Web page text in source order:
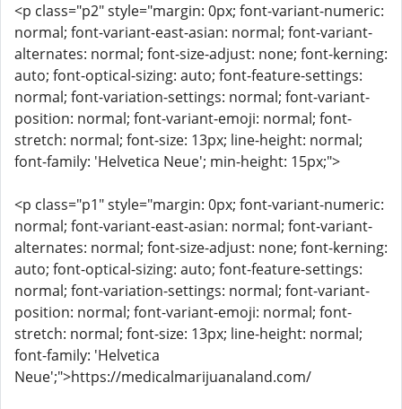
<p class="p2" style="margin: 0px; font-variant-numeric:
normal; font-variant-east-asian: normal; font-variant-
alternates: normal; font-size-adjust: none; font-kerning:
auto; font-optical-sizing: auto; font-feature-settings:
normal; font-variation-settings: normal; font-variant-
position: normal; font-variant-emoji: normal; font-
stretch: normal; font-size: 13px; line-height: normal;
font-family: 'Helvetica Neue'; min-height: 15px;">
<p class="p1" style="margin: 0px; font-variant-numeric:
normal; font-variant-east-asian: normal; font-variant-
alternates: normal; font-size-adjust: none; font-kerning:
auto; font-optical-sizing: auto; font-feature-settings:
normal; font-variation-settings: normal; font-variant-
position: normal; font-variant-emoji: normal; font-
stretch: normal; font-size: 13px; line-height: normal;
font-family: 'Helvetica
Neue';">https://medicalmarijuanaland.com/